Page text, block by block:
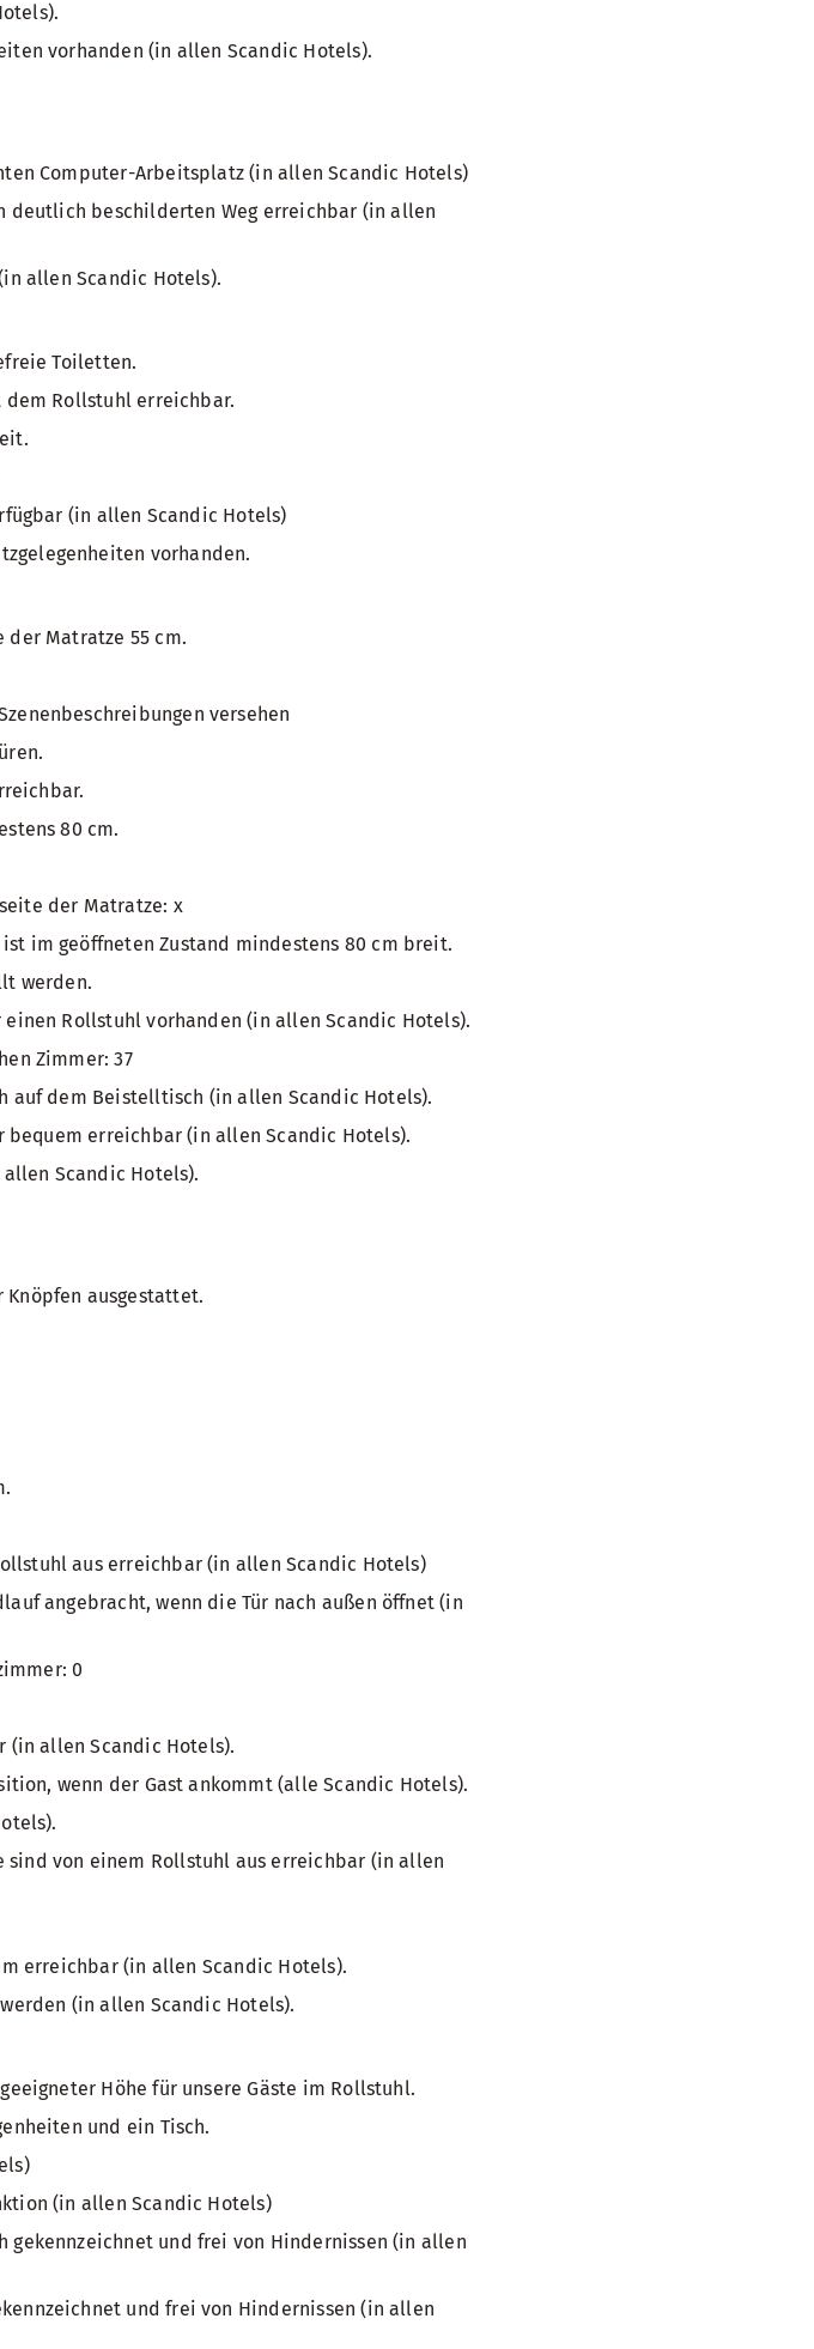
vorhanden (in allen Scandic Hotels).
Computer-Arbeitsplatz (in allen Scandic Hotels)
deutlich beschilderten Weg erreichbar (in allen
allen Scandic Hotels).
Toiletten.
dem Rollstuhl erreichbar.
(in allen Scandic Hotels)
vorhanden.
der Matratze 55 cm.
versehen
80 cm.
der Matratze: x
im geöffneten Zustand mindestens 80 cm breit.
werden.
Rollstuhl vorhanden (in allen Scandic Hotels).
Zimmer: 37
auf dem Beistelltisch (in allen Scandic Hotels).
erreichbar (in allen Scandic Hotels).
Scandic Hotels).
ausgestattet.
aus erreichbar (in allen Scandic Hotels)
angebracht, wenn die Tür nach außen öffnet (in
0
(in allen Scandic Hotels).
wenn der Gast ankommt (alle Scandic Hotels).
sind von einem Rollstuhl aus erreichbar (in allen
erreichbar (in allen Scandic Hotels).
(in allen Scandic Hotels).
Höhe für unsere Gäste im Rollstuhl.
und ein Tisch.
(in allen Scandic Hotels)
gekennzeichnet und frei von Hindernissen (in allen
und frei von Hindernissen (in allen